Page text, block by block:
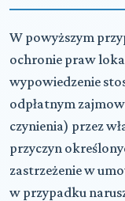
W powyższym
ochronie praw
wypowiedzenie
odpłatnym
czynienia) przez
przyczyn
zastrzeżenie w
w przypadku